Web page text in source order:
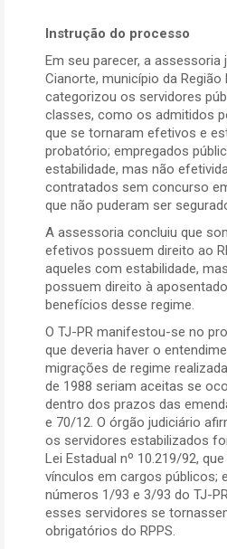
Instrução do processo
Em seu parecer, a assessoria
Cianorte, município da
categorizou os servidores
classes, como os admitidos
que se tornaram efetivos e
probatório; empregados
estabilidade, mas não
contratados sem concurso
que não puderam ser
A assessoria concluiu que
efetivos possuem direito ao
aqueles com estabilidade,
possuem direito à
benefícios desse regime.
O TJ-PR manifestou-se no
que deveria haver o
migrações de regime
de 1988 seriam aceitas se
dentro dos prazos das
e 70/12. O órgão judiciário
os servidores estabilizados
Lei Estadual nº 10.219/92,
vínculos em cargos públicos;
números 1/93 e 3/93 do TJ-
esses servidores se
obrigatórios do RPPS.